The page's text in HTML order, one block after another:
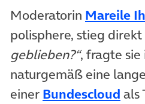
Moderatorin Mareile
polisphere, stieg
geblieben?“, fragte
naturgemäß eine
einer Bundescloud als